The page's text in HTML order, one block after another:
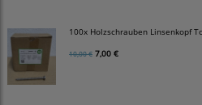
100x Holzschrauben Linsenkopf
10,00 € 7,00 €